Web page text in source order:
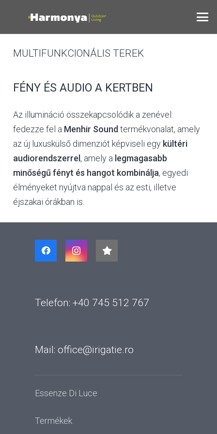
MULTIFUNKCIONÁLIS TEREK
FÉNY ÉS AUDIO A KERTBEN
Az illumináció összekapcsolódik a zenével:
fedezze fel a Menhir Sound termékvonalat, amely
az új luxuskülső dimenziót képviseli egy kültéri
audiorendszerrel , amely a legmagasabb
minőségű fényt és hangot kombinálja, egyedi
élményeket nyújtva nappal és az esti, illetve
éjszakai órákban is.
Telefon: +40 745 512 767
Mail: office@irigatie.ro
Essenze Di Luce
Termékek